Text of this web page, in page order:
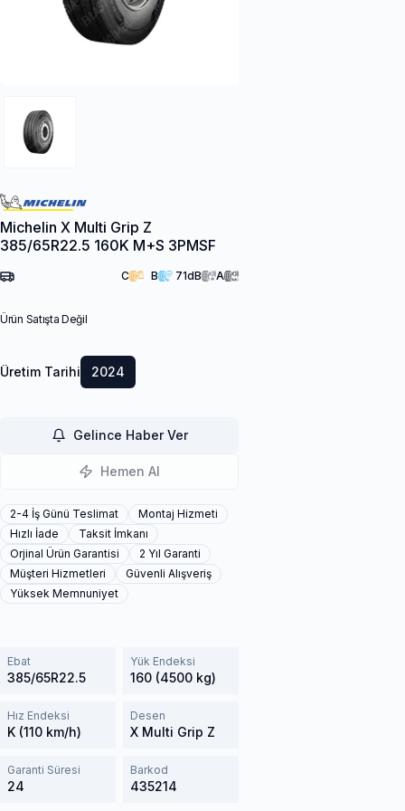
Michelin X Multi Grip Z
385/65R22.5 160K M+S 3PMSF
C B 71dB A
Ürün Satışta Değil
Üretim Tarihi 2024
Gelince Haber Ver
Hemen Al
2-4 İş Günü Teslimat
Montaj Hizmeti
Hızlı İade
Taksit İmkanı
Orjinal Ürün Garantisi
2 Yıl Garanti
Müşteri Hizmetleri
Güvenli Alışveriş
Yüksek Memnuniyet
Ebat
385/65R22.5
Yük Endeksi
160 (4500 kg)
Hız Endeksi
K (110 km/h)
Desen
X Multi Grip Z
Garanti Süresi
24
Barkod
435214